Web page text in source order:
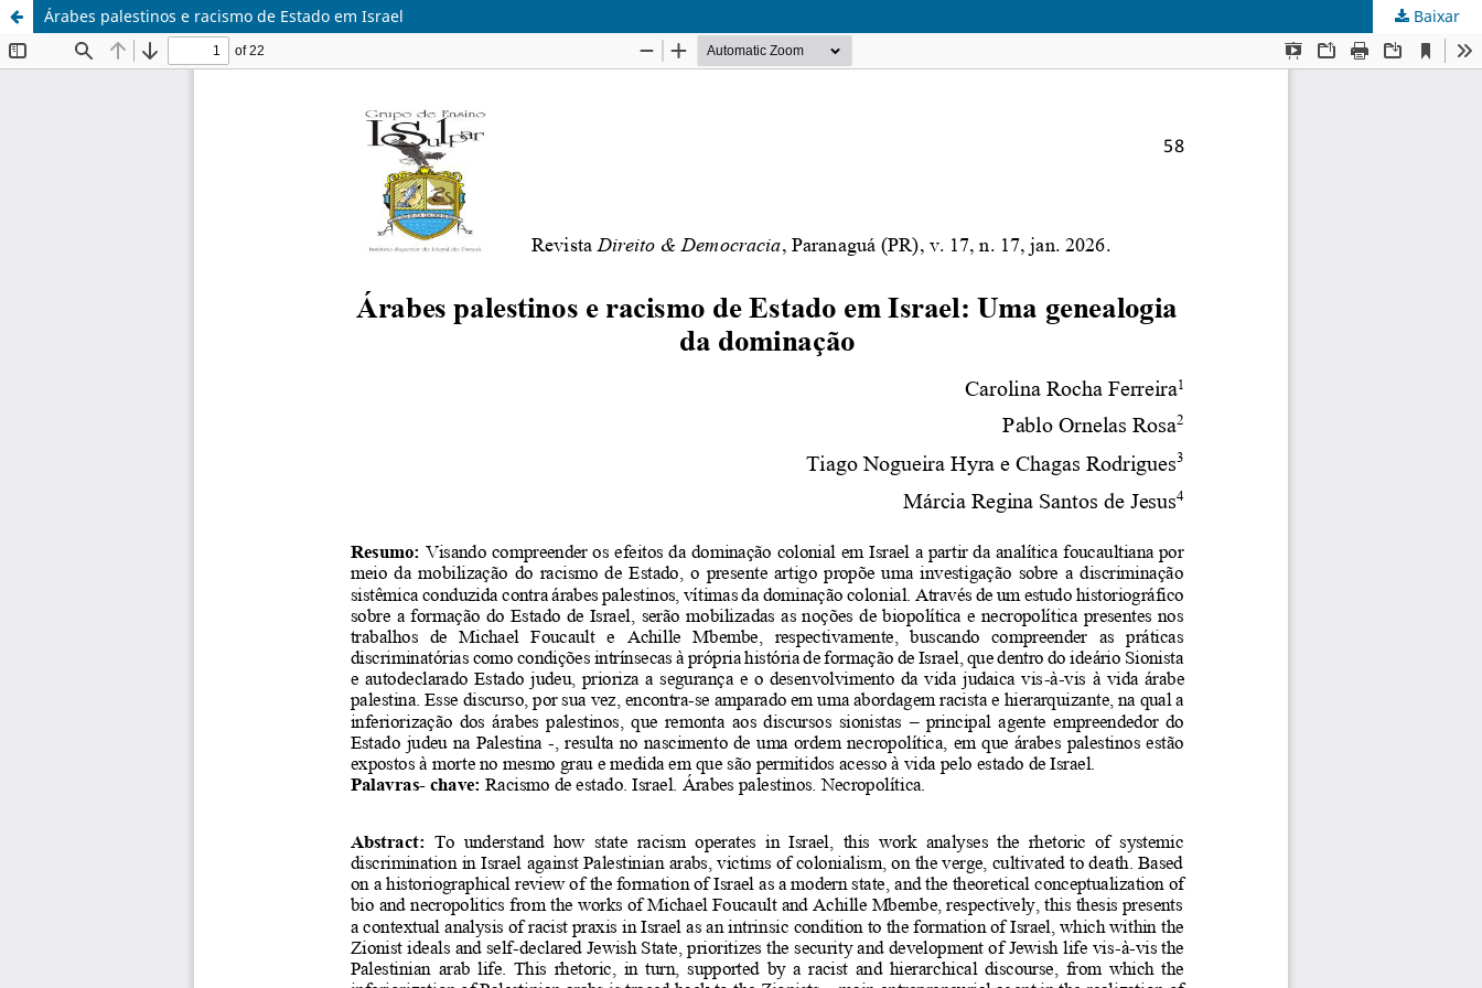
Árabes palestinos e racismo de Estado em Israel Baixar